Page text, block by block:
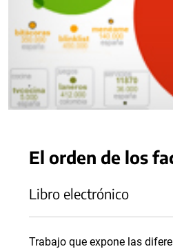
El orden de los
Libro electrónico
Trabajo que expone las